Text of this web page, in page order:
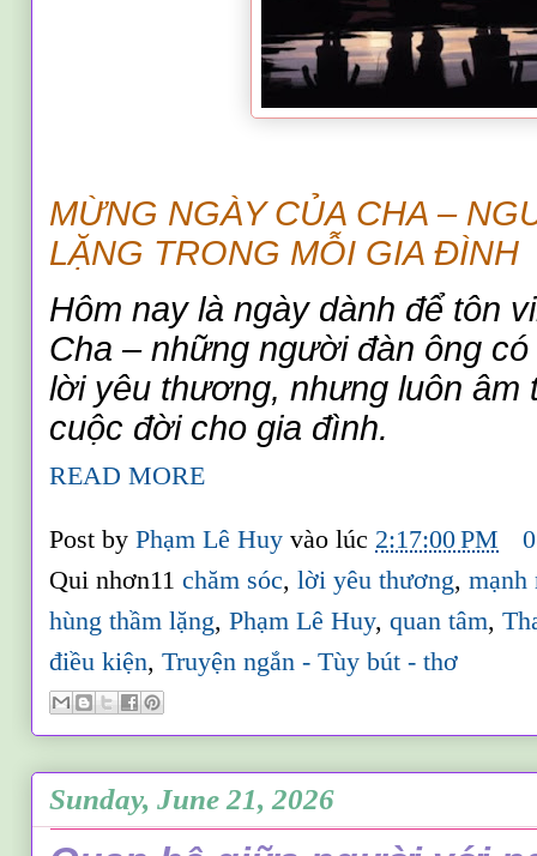
MỪNG NGÀY CỦA CHA –
LẶNG TRONG MỖI GIA ĐÌNH
Hôm nay là ngày dành để tôn
Cha – những người đàn ông
lời yêu thương, nhưng luôn âm
cuộc đời cho gia đình.
READ MORE
Post byPhạm Lê Huyvào lúc 2:17:00 PM
Qui nhơn11chăm sóc,lời yêu thương,mạnh
hùng thầm lặng,Phạm Lê Huy,quan tâm,
điều kiện,Truyện ngắn - Tùy bút - thơ
Sunday, June 21, 2026